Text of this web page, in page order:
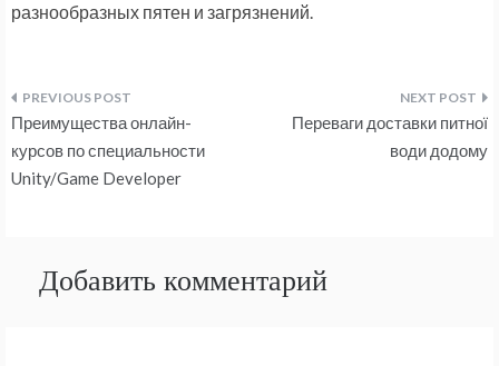
разнообразных пятен и загрязнений.
Навигация
по
Преимущества онлайн-
курсов по специальности
Unity/Game Developer
Переваги доставки питної
води додому
Добавить комментарий